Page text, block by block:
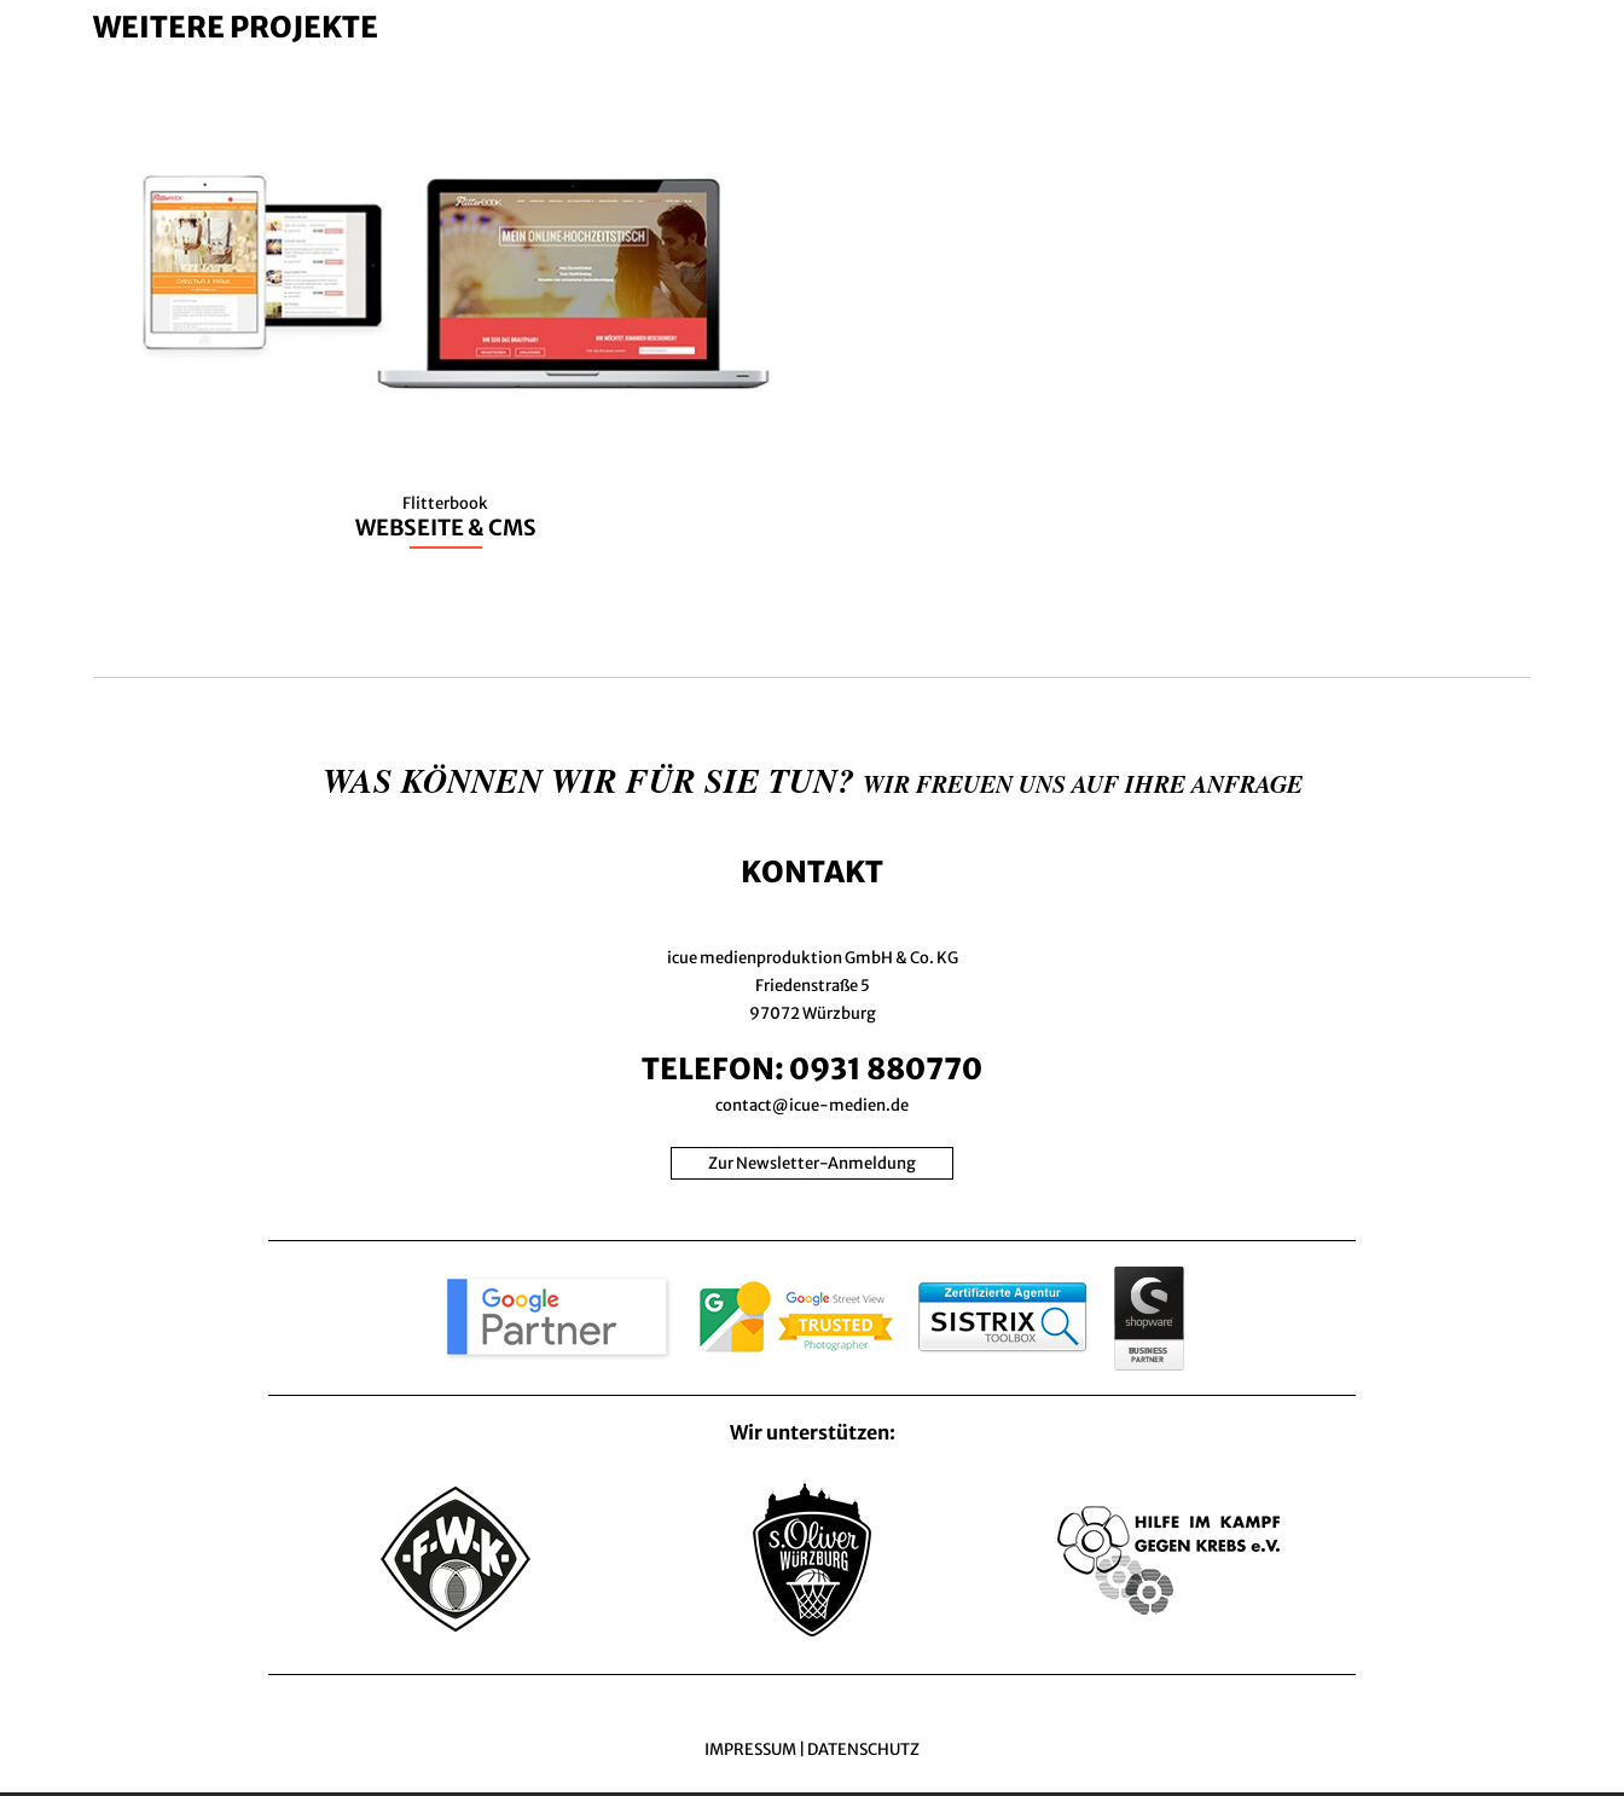
WEITERE PROJEKTE
Flitterbook
WEBSEITE & CMS
WAS KÖNNEN WIR FÜR SIE TUN? WIR FREUEN UNS AUF IHRE ANFRAGE
KONTAKT
icue medienproduktion GmbH & Co. KG
Friedenstraße 5
97072 Würzburg
TELEFON:0931 880770
contact@icue-medien.de
Zur Newsletter-Anmeldung
Wir unterstützen:
IMPRESSUM DATENSCHUTZ